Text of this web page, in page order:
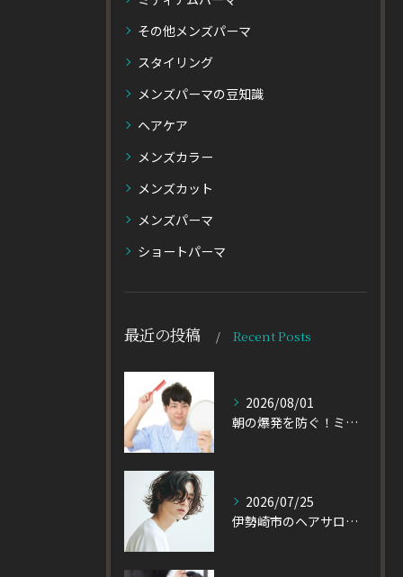
その他メンズパーマ
スタイリング
メンズパーマの豆知識
ヘアケア
メンズカラー
メンズカット
メンズパーマ
ショートパーマ
最近の投稿 Recent Posts
2026/08/01
朝の爆発を防ぐ！ミディアムヘアのメンズがパーマをかけるべき理由
2026/07/25
伊勢崎市のヘアサロン発！黒髪でも重たく見えない大人パーマとは